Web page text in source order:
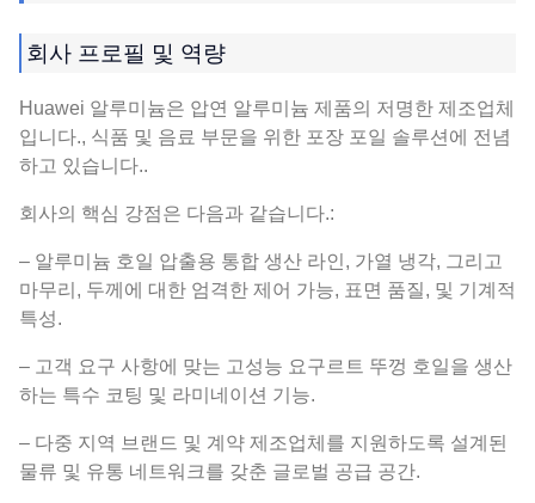
회사 프로필 및 역량
Huawei 알루미늄은 압연 알루미늄 제품의 저명한 제조업체
입니다., 식품 및 음료 부문을 위한 포장 포일 솔루션에 전념
하고 있습니다..
회사의 핵심 강점은 다음과 같습니다.:
– 알루미늄 호일 압출용 통합 생산 라인, 가열 냉각, 그리고
마무리, 두께에 대한 엄격한 제어 가능, 표면 품질, 및 기계적
특성.
– 고객 요구 사항에 맞는 고성능 요구르트 뚜껑 호일을 생산
하는 특수 코팅 및 라미네이션 기능.
– 다중 지역 브랜드 및 계약 제조업체를 지원하도록 설계된
물류 및 유통 네트워크를 갖춘 글로벌 공급 공간.